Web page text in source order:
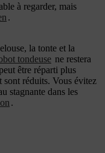
à regarder, mais
.
la tonte et la
tondeuse ne restera
peut être réparti plus
sont réduits. Vous évitez
stagnante dans les
.